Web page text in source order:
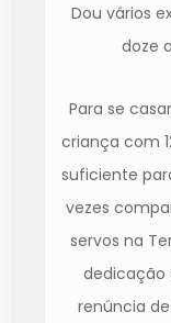
Dou vários
doze
Para se
criança com
suficiente
vezes
servos na
dedicação
renúncia